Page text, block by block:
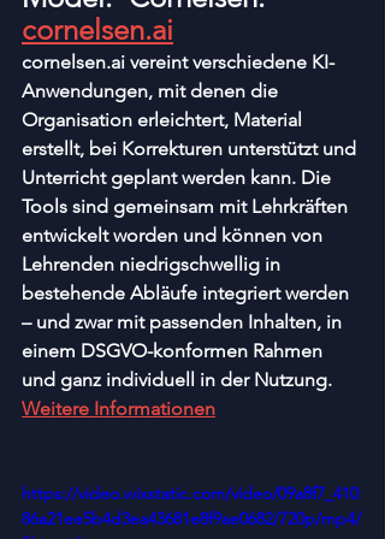
cornelsen.ai
cornelsen.ai vereint verschiedene KI-
Anwendungen, mit denen die
Organisation erleichtert, Material
erstellt, bei Korrekturen unterstützt und
Unterricht geplant werden kann. Die
Tools sind gemeinsam mit Lehrkräften
entwickelt worden und können von
Lehrenden niedrigschwellig in
bestehende Abläufe integriert werden
– und zwar mit passenden Inhalten, in
einem DSGVO-konformen Rahmen
und ganz individuell in der Nutzung.
Weitere Informationen
https://video.wixstatic.com/video/09a8f7_410
86a21ee5b4d3ea43681e8f9ae0682/720p/mp4/